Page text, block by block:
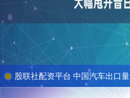
股联社配资平台 中国汽车出口量为